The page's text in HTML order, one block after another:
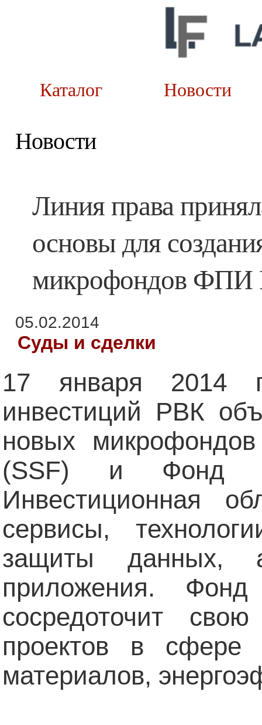
Каталог
Новости
Линия права
основы для
микрофондов
05.02.2014
Суды и сделки
17 января 2014
инвестиций РВК
новых
(SSF) и Фонд
Инвестиционная
сервисы,
защиты данных,
приложения. Фонд
сосредоточит
проектов в сфере
материалов,